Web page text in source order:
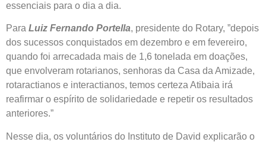
essenciais para o dia a dia.
Para Luiz Fernando Portella, presidente do Rotary, ”depois
dos sucessos conquistados em dezembro e em fevereiro,
quando foi arrecadada mais de 1,6 tonelada em doações,
que envolveram rotarianos, senhoras da Casa da Amizade,
rotaractianos e interactianos, temos certeza Atibaia irá
reafirmar o espírito de solidariedade e repetir os resultados
anteriores.”
Nesse dia, os voluntários do Instituto de David explicarão o